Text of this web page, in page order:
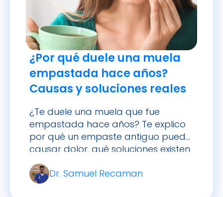
¿Por qué duele una muela
empastada hace años?
Causas y soluciones reales
¿Te duele una muela que fue
empastada hace años? Te explico
por qué un empaste antiguo puede
causar dolor, qué soluciones existen
y cuándo debes acudir
urgentemente al dentista.
Dr. Samuel Recaman